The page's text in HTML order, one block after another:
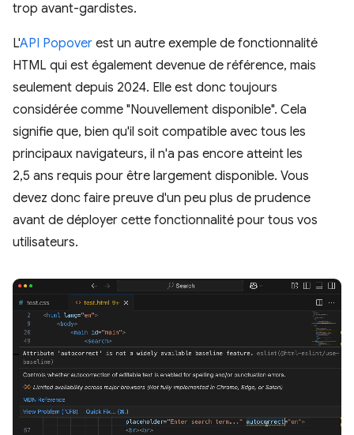
trop avant-gardistes.
L'API Popover est un autre exemple de fonctionnalité
HTML qui est également devenue de référence, mais
seulement depuis 2024. Elle est donc toujours
considérée comme "Nouvellement disponible". Cela
signifie que, bien qu'il soit compatible avec tous les
principaux navigateurs, il n'a pas encore atteint les
2,5 ans requis pour être largement disponible. Vous
devez donc faire preuve d'un peu plus de prudence
avant de déployer cette fonctionnalité pour tous vos
utilisateurs.